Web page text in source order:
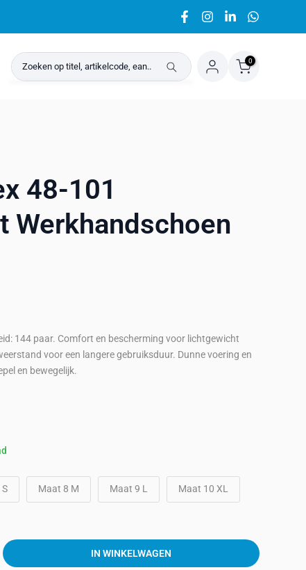
0
48-101
Werkhandschoen
144 paar. Comfort en bescherming voor lichtgewicht
voor een langere gebruiksduur. Dunne voering en
en bewegelijk.
Maat 8 M Maat 9 L Maat 10 XL
IN WINKELWAGEN